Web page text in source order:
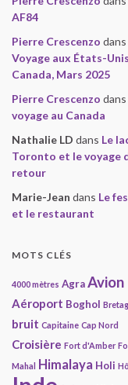
AF84
Pierre Crescenzo dans
Voyage aux États-
Canada, Mars 2025
Pierre Crescenzo dans
voyage au Canada
Nathalie LD dans Le
Toronto et le voyage
retour
Marie-Jean dans Le
et le restaurant
MOTS CLÉS
4000 mètres AgraAvion
Aéroport Boghol
bruit Capitaine Cap Nord
Croisière Fort d'Amber
Mahal
Himalaya Holi